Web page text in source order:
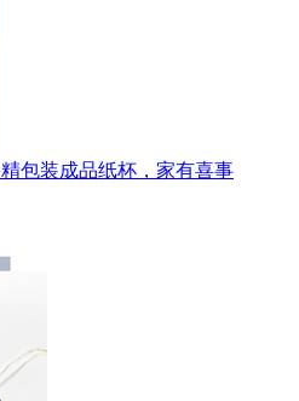
精包装成品纸杯，家有喜事